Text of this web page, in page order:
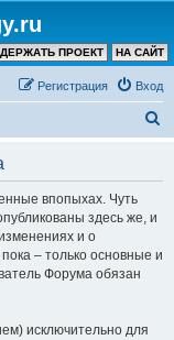
НА САЙТ
ПРОЕКТ
Вход
Регистрация
впопыхах. Чуть
здесь же, и
и о
– только основные и
Форума обязан
исключительно для